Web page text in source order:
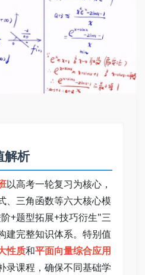
解析
以高考一轮复习为核心，
、三角函数等六大核心模
+题型拓展+技巧衍生"三
建完整知识体系。特别值
性质和平面向量综合应用
录课程，确保不同基础学